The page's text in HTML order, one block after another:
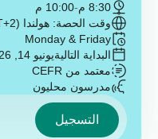
8:30 م -10:00 م
وقت الحصة: هولندا (GMT+2)
Monday & Friday
البداية التاليةيونيو 14, 2026
معتمد من CEFR
مدرسون محليون
التسجيل